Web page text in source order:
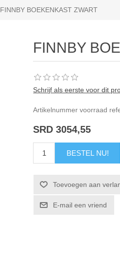
FINNBY BOEKENKAST ZWART
FINNBY
Schrijf als eerste voor dit
Artikelnummer voorraad
SRD 3054,55
BESTEL NU!
Toevoegen aan
E-mail een vriend